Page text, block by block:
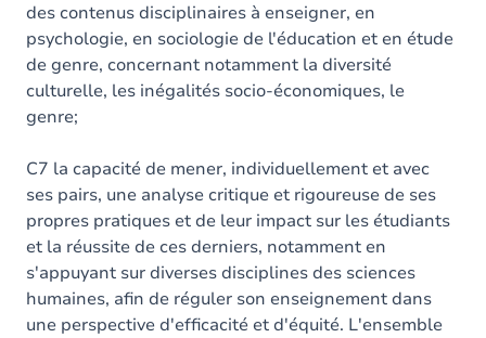
des contenus disciplinaires à enseigner, en
psychologie, en sociologie de l'éducation et en étude
de genre, concernant notamment la diversité
culturelle, les inégalités socio-économiques, le
genre;
C7 la capacité de mener, individuellement et avec
ses pairs, une analyse critique et rigoureuse de ses
propres pratiques et de leur impact sur les étudiants
et la réussite de ces derniers, notamment en
s'appuyant sur diverses disciplines des sciences
humaines, afin de réguler son enseignement dans
une perspective d'efficacité et d'équité. L'ensemble